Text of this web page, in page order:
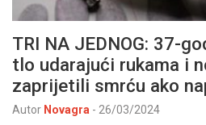
TRI NA JEDNOG: 37-
tlo udarajući rukama i
zaprijetili smrću ako
Autor Novagra - 26/03/2024